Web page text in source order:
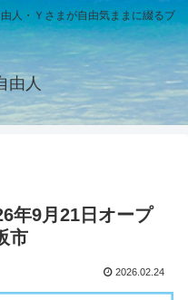
人・Ｙさまが自由気ままに綴るブ
由人
年9月21日オープ
市
2026.02.24